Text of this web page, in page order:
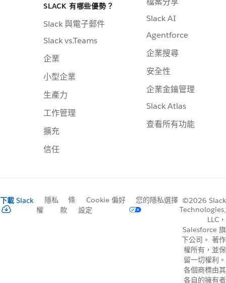
SLACK 有哪些優勢？
Slack 與電子郵件
Slack vs.Teams
企業
小型企業
生產力
工作管理
擴充
信任
Slack AI
Agentforce
企業搜尋
安全性
企業金鑰管理
Slack Atlas
查看所有功能
下載 Slack
隱私
權
條
款
Cookie 偏好
設定
您的隱私選擇 ©2026 Slack
Technologies,
LLC，
Salesforce 旗
下公司。 著作
權所有，並保
留一切權利。
各個商標由其
各自的擁有者